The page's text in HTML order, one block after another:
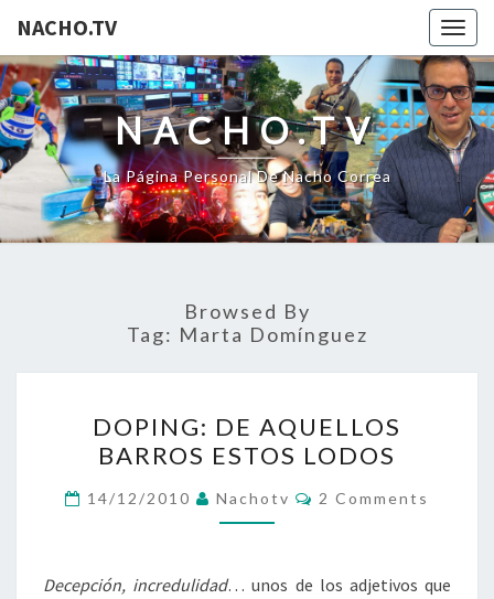
NACHO.TV
NACHO.TV
La Página Personal De Nacho Correa
Browsed By
Tag: Marta Domínguez
DE
AQUELLOS
BARROS
ESTOS
DOPING: DE AQUELLOS
BARROS ESTOS LODOS
14/12/2010 Nachotv Comments
2 Comments
Decepción, incredulidad… unos de los adjetivos que